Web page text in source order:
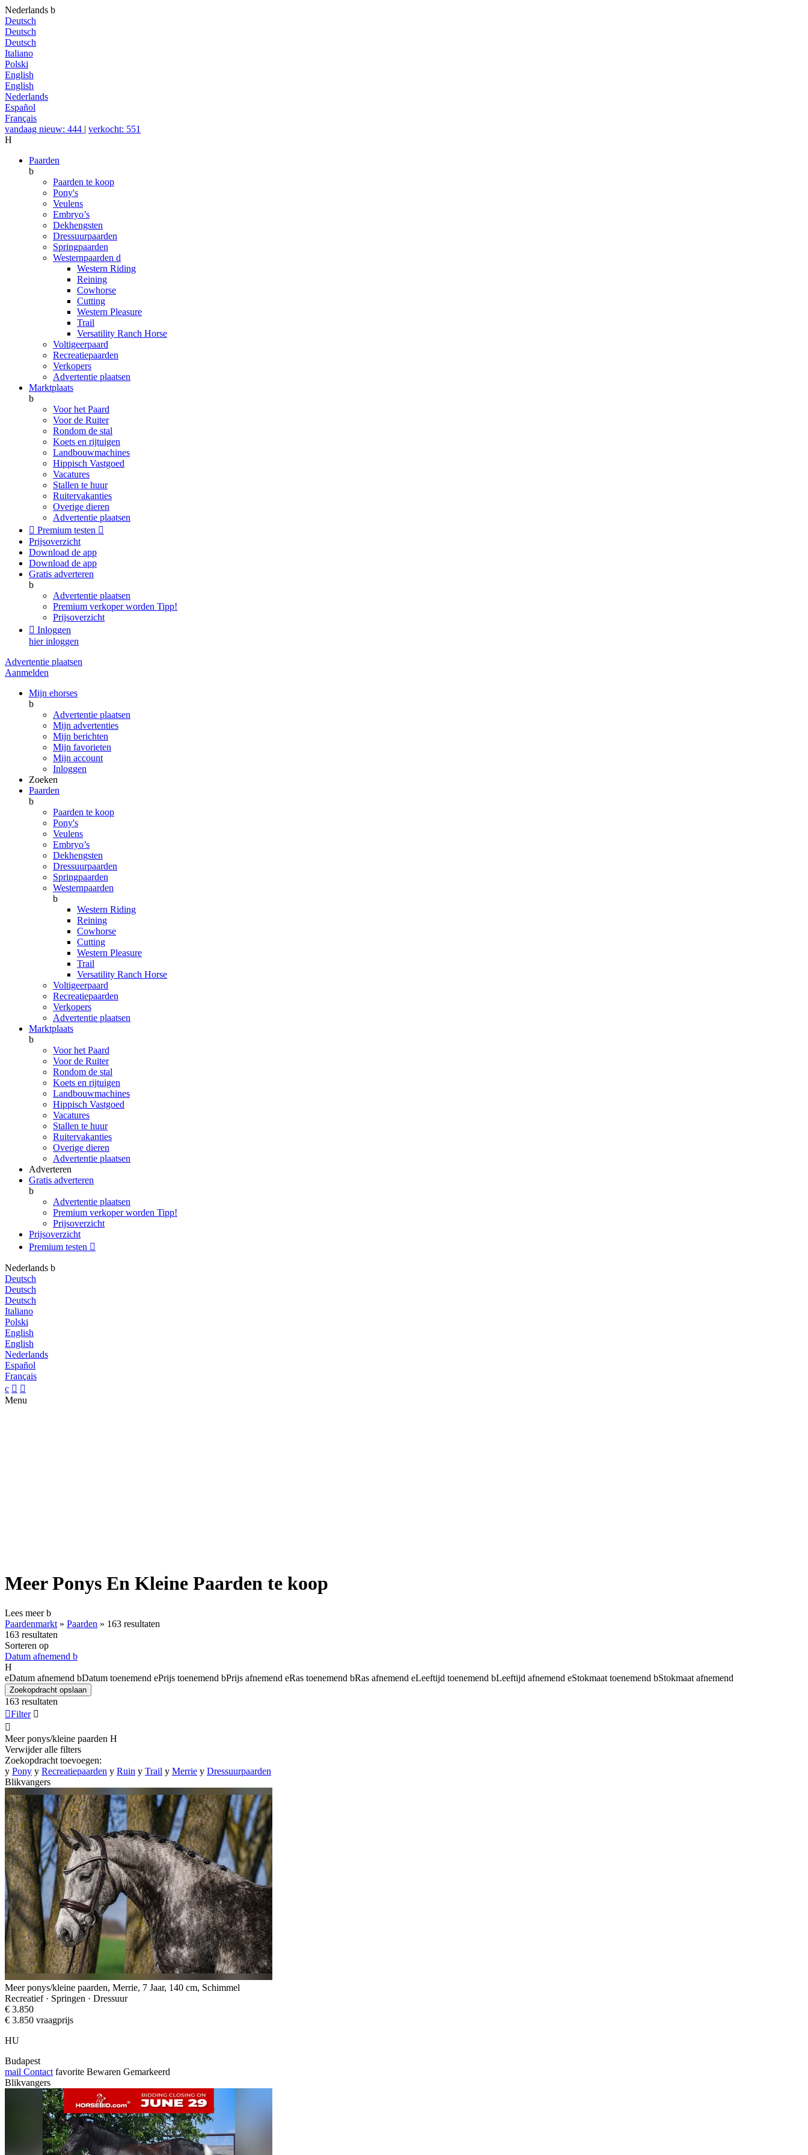
Nederlands b
Deutsch
Deutsch
Deutsch
Italiano
Polski
English
English
Nederlands
Español
Français
vandaag nieuw: 444 | verkocht: 551
H
Paarden
b
Paarden te koop
Pony's
Veulens
Embryo’s
Dekhengsten
Dressuurpaarden
Springpaarden
Westernpaarden d
Western Riding
Reining
Cowhorse
Cutting
Western Pleasure
Trail
Versatility Ranch Horse
Voltigeerpaard
Recreatiepaarden
Verkopers
Advertentie plaatsen
Marktplaats
b
Voor het Paard
Voor de Ruiter
Rondom de stal
Koets en rijtuigen
Landbouwmachines
Hippisch Vastgoed
Vacatures
Stallen te huur
Ruitervakanties
Overige dieren
Advertentie plaatsen
 Premium testen 
Prijsoverzicht
Download de app
Download de app
Gratis adverteren
b
Advertentie plaatsen
Premium verkoper worden Tipp!
Prijsoverzicht
 Inloggen
hier inloggen
Advertentie plaatsen
Aanmelden
Mijn ehorses
b
Advertentie plaatsen
Mijn advertenties
Mijn berichten
Mijn favorieten
Mijn account
Inloggen
Zoeken
Paarden
b
Paarden te koop
Pony's
Veulens
Embryo’s
Dekhengsten
Dressuurpaarden
Springpaarden
Westernpaarden
b
Western Riding
Reining
Cowhorse
Cutting
Western Pleasure
Trail
Versatility Ranch Horse
Voltigeerpaard
Recreatiepaarden
Verkopers
Advertentie plaatsen
Marktplaats
b
Voor het Paard
Voor de Ruiter
Rondom de stal
Koets en rijtuigen
Landbouwmachines
Hippisch Vastgoed
Vacatures
Stallen te huur
Ruitervakanties
Overige dieren
Advertentie plaatsen
Adverteren
Gratis adverteren
b
Advertentie plaatsen
Premium verkoper worden Tipp!
Prijsoverzicht
Prijsoverzicht
Premium testen 
Nederlands b
Deutsch
Deutsch
Deutsch
Italiano
Polski
English
English
Nederlands
Español
Français
c  
Menu
Meer Ponys En Kleine Paarden te koop
Lees meerb
Paardenmarkt » Paarden » 163 resultaten
163 resultaten
Sorteren op
Datum afnemend b
H
eDatum afnemend bDatum toenemend ePrijs toenemend bPrijs afnemend eRas toenemend bRas afnemend eLeeftijd toenemend bLeeftijd afnemend eStokmaat toenemend bStokmaat afnemend
Zoekopdracht opslaan
163 resultaten
Filter 

Meer ponys/kleine paarden H
Verwijder alle filters
Zoekopdracht toevoegen:
y Pony y Recreatiepaarden y Ruin y Trail y Merrie y Dressuurpaarden
Blikvangers
Meer ponys/kleine paarden, Merrie, 7 Jaar, 140 cm, Schimmel
Recreatief · Springen · Dressuur
€ 3.850
€ 3.850 vraagprijs
HU
Budapest
mail Contact favorite Bewaren Gemarkeerd
Blikvangers